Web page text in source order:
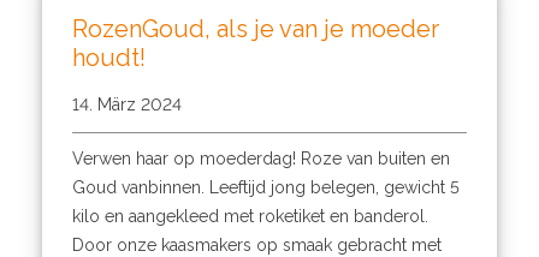
RozenGoud, als je van je moeder
houdt!
14. März 2024
Verwen haar op moederdag! Roze van buiten en
Goud vanbinnen. Leeftijd jong belegen, gewicht 5
kilo en aangekleed met roketiket en banderol.
Door onze kaasmakers op smaak gebracht met